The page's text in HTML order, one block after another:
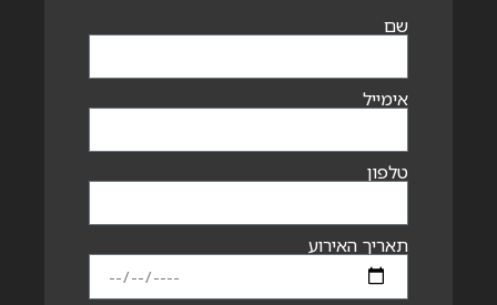
שם
אימייל
טלפון
תאריך האירוע